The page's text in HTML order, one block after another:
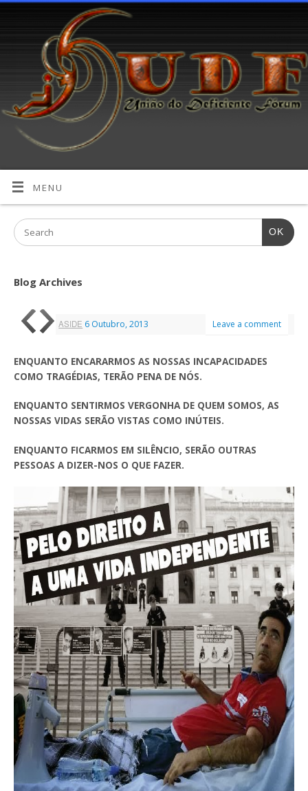
MENU
OK
Blog Archives
ASIDE 6 Outubro, 2013 Leave a comment
ENQUANTO ENCARARMOS AS NOSSAS INCAPACIDADES
COMO TRAGÉDIAS, TERÃO PENA DE NÓS.
ENQUANTO SENTIRMOS VERGONHA DE QUEM SOMOS, AS
NOSSAS VIDAS SERÃO VISTAS COMO INÚTEIS.
ENQUANTO FICARMOS EM SILÊNCIO, SERÃO OUTRAS
PESSOAS A DIZER-NOS O QUE FAZER.